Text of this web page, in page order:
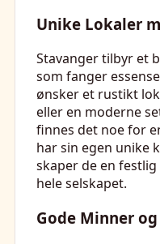
Unike Lokaler
Stavanger tilbyr et
som fanger
ønsker et rustikt
eller en moderne
finnes det noe for
har sin egen unike
skaper de en
hele selskapet.
Gode Minner